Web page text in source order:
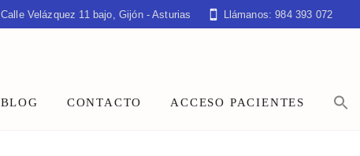
Calle Velázquez 11 bajo, Gijón - Asturias Llámanos: 984 393 072
BLOG CONTACTO ACCESO PACIENTES